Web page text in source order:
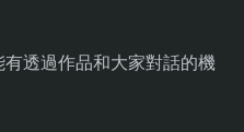
透過作品和大家對話的機